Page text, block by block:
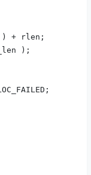
+ rlen;
);